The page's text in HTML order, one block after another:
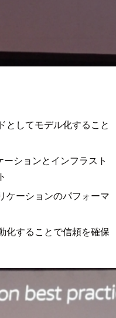
としてモデル化すること
ションとインフラスト
ケーションのパフォーマ
化することで信頼を確保